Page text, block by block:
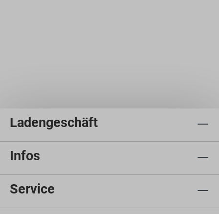
Ladengeschäft
Infos
Service